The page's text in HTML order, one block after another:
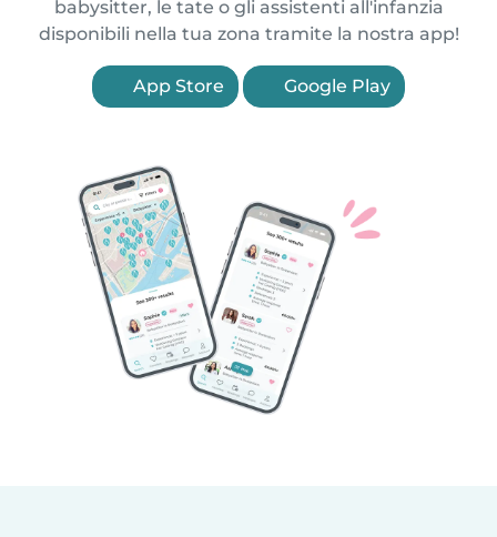
babysitter, le tate o gli assistenti all'infanzia
disponibili nella tua zona tramite la nostra app!
App Store Google Play